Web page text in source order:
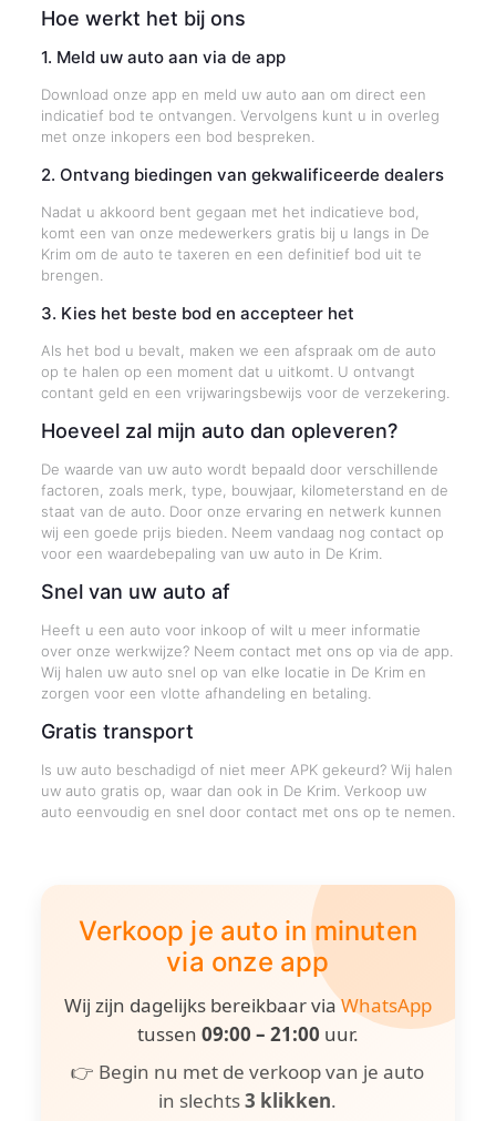
Hoe werkt het bij ons
1. Meld uw auto aan via de app
Download onze app en meld uw auto aan om direct een
indicatief bod te ontvangen. Vervolgens kunt u in overleg
met onze inkopers een bod bespreken.
2. Ontvang biedingen van gekwalificeerde dealers
Nadat u akkoord bent gegaan met het indicatieve bod,
komt een van onze medewerkers gratis bij u langs in De
Krim om de auto te taxeren en een definitief bod uit te
brengen.
3. Kies het beste bod en accepteer het
Als het bod u bevalt, maken we een afspraak om de auto
op te halen op een moment dat u uitkomt. U ontvangt
contant geld en een vrijwaringsbewijs voor de verzekering.
Hoeveel zal mijn auto dan opleveren?
De waarde van uw auto wordt bepaald door verschillende
factoren, zoals merk, type, bouwjaar, kilometerstand en de
staat van de auto. Door onze ervaring en netwerk kunnen
wij een goede prijs bieden. Neem vandaag nog contact op
voor een waardebepaling van uw auto in De Krim.
Snel van uw auto af
Heeft u een auto voor inkoop of wilt u meer informatie
over onze werkwijze? Neem contact met ons op via de app.
Wij halen uw auto snel op van elke locatie in De Krim en
zorgen voor een vlotte afhandeling en betaling.
Gratis transport
Is uw auto beschadigd of niet meer APK gekeurd? Wij halen
uw auto gratis op, waar dan ook in De Krim. Verkoop uw
auto eenvoudig en snel door contact met ons op te nemen.
Verkoop je auto in minuten
via onze app
Wij zijn dagelijks bereikbaar viaWhatsApp
tussen 09:00 – 21:00 uur.
👉 Begin nu met de verkoop van je auto
in slechts3 klikken.